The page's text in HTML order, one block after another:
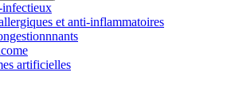
et anti-inflammatoires
artificielles